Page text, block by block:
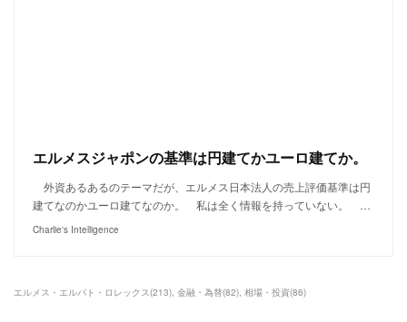
エルメスジャポンの基準は円建てかユーロ建てか。
外資あるあるのテーマだが、エルメス日本法人の売上評価基準は円
建てなのかユーロ建てなのか。 私は全く情報を持っていない。 …
Charlie's Intelligence
エルメス・エルパト・ロレックス(213) 金融・為替(82) 相場・投資(86)